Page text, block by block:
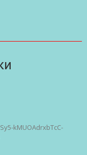
kMUOAdrxbTcC-